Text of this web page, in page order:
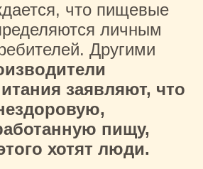
что пищевые
личным
Другими
заявляют, что
пищу,
хотят люди.